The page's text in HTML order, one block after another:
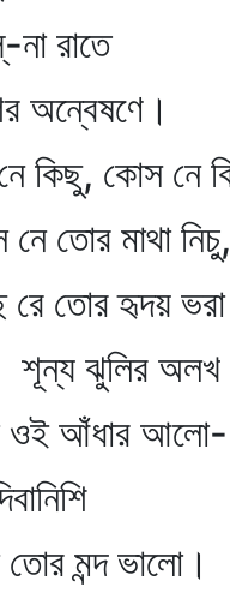
রাতে
অন্বেষণে।
কোস নে
মাথা নিচু,
হৃদয় ভরা
অলখ
আঁধার
মন্দ ভালো।